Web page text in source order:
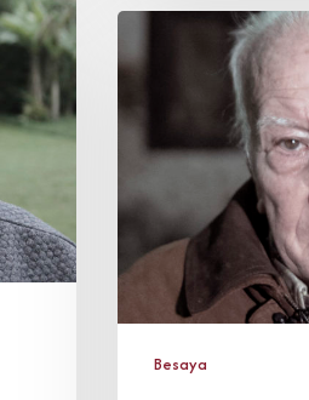
José
Trueba
Besaya